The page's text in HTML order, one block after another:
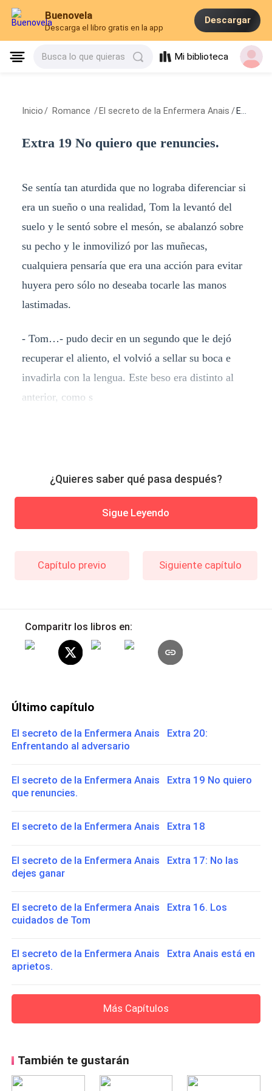
Buenovela
Descarga el libro gratis en la app
Descargar
Busca lo que quieras Mi biblioteca
Inicio / Romance / El secreto de la Enfermera Anais / Extra 19 No quiero que renuncies.
Extra 19 No quiero que renuncies.
Se sentía tan aturdida que no lograba diferenciar si
era un sueño o una realidad, Tom la levantó del
suelo y le sentó sobre el mesón, se abalanzó sobre
su pecho y le inmovilizó por las muñecas,
cualquiera pensaría que era una acción para evitar
huyera pero sólo no deseaba tocarle las manos
lastimadas.
- Tom…- pudo decir en un segundo que le dejó
recuperar el aliento, el volvió a sellar su boca e
invadirla con la lengua. Este beso era distinto al
anterior, como s
¿Quieres saber qué pasa después?
Sigue Leyendo
Capítulo previo Siguiente capítulo
Comparitr los libros en:
Último capítulo
El secreto de la Enfermera Anais Extra 20:
Enfrentando al adversario
El secreto de la Enfermera Anais Extra 19 No quiero
que renuncies.
El secreto de la Enfermera Anais Extra 18
El secreto de la Enfermera Anais Extra 17: No las
dejes ganar
El secreto de la Enfermera Anais Extra 16. Los
cuidados de Tom
El secreto de la Enfermera Anais Extra Anais está en
aprietos.
Más Capítulos
También te gustarán